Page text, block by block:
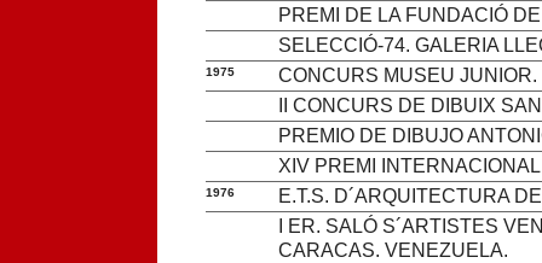
PREMI DE LA FUNDACIÓ
SELECCIÓ-74. GALERIA
1975
CONCURS MUSEU
II CONCURS DE DIBUIX
PREMIO DE DIBUJO
XIV PREMI
1976
E.T.S. D´ARQUITECTURA
I ER. SALÓ S´ARTISTES
CARACAS. VENEZUELA.